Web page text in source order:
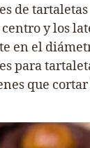
de tartaletas
y los
en el
para
que cortar